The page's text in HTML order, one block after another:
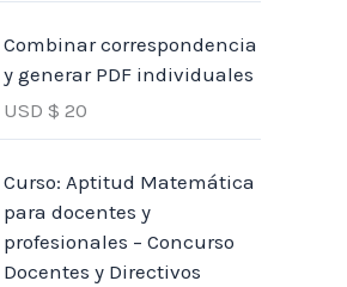
Combinar correspondencia
y generar PDF individuales
USD $ 20
Curso: Aptitud Matemática
para docentes y
profesionales – Concurso
Docentes y Directivos